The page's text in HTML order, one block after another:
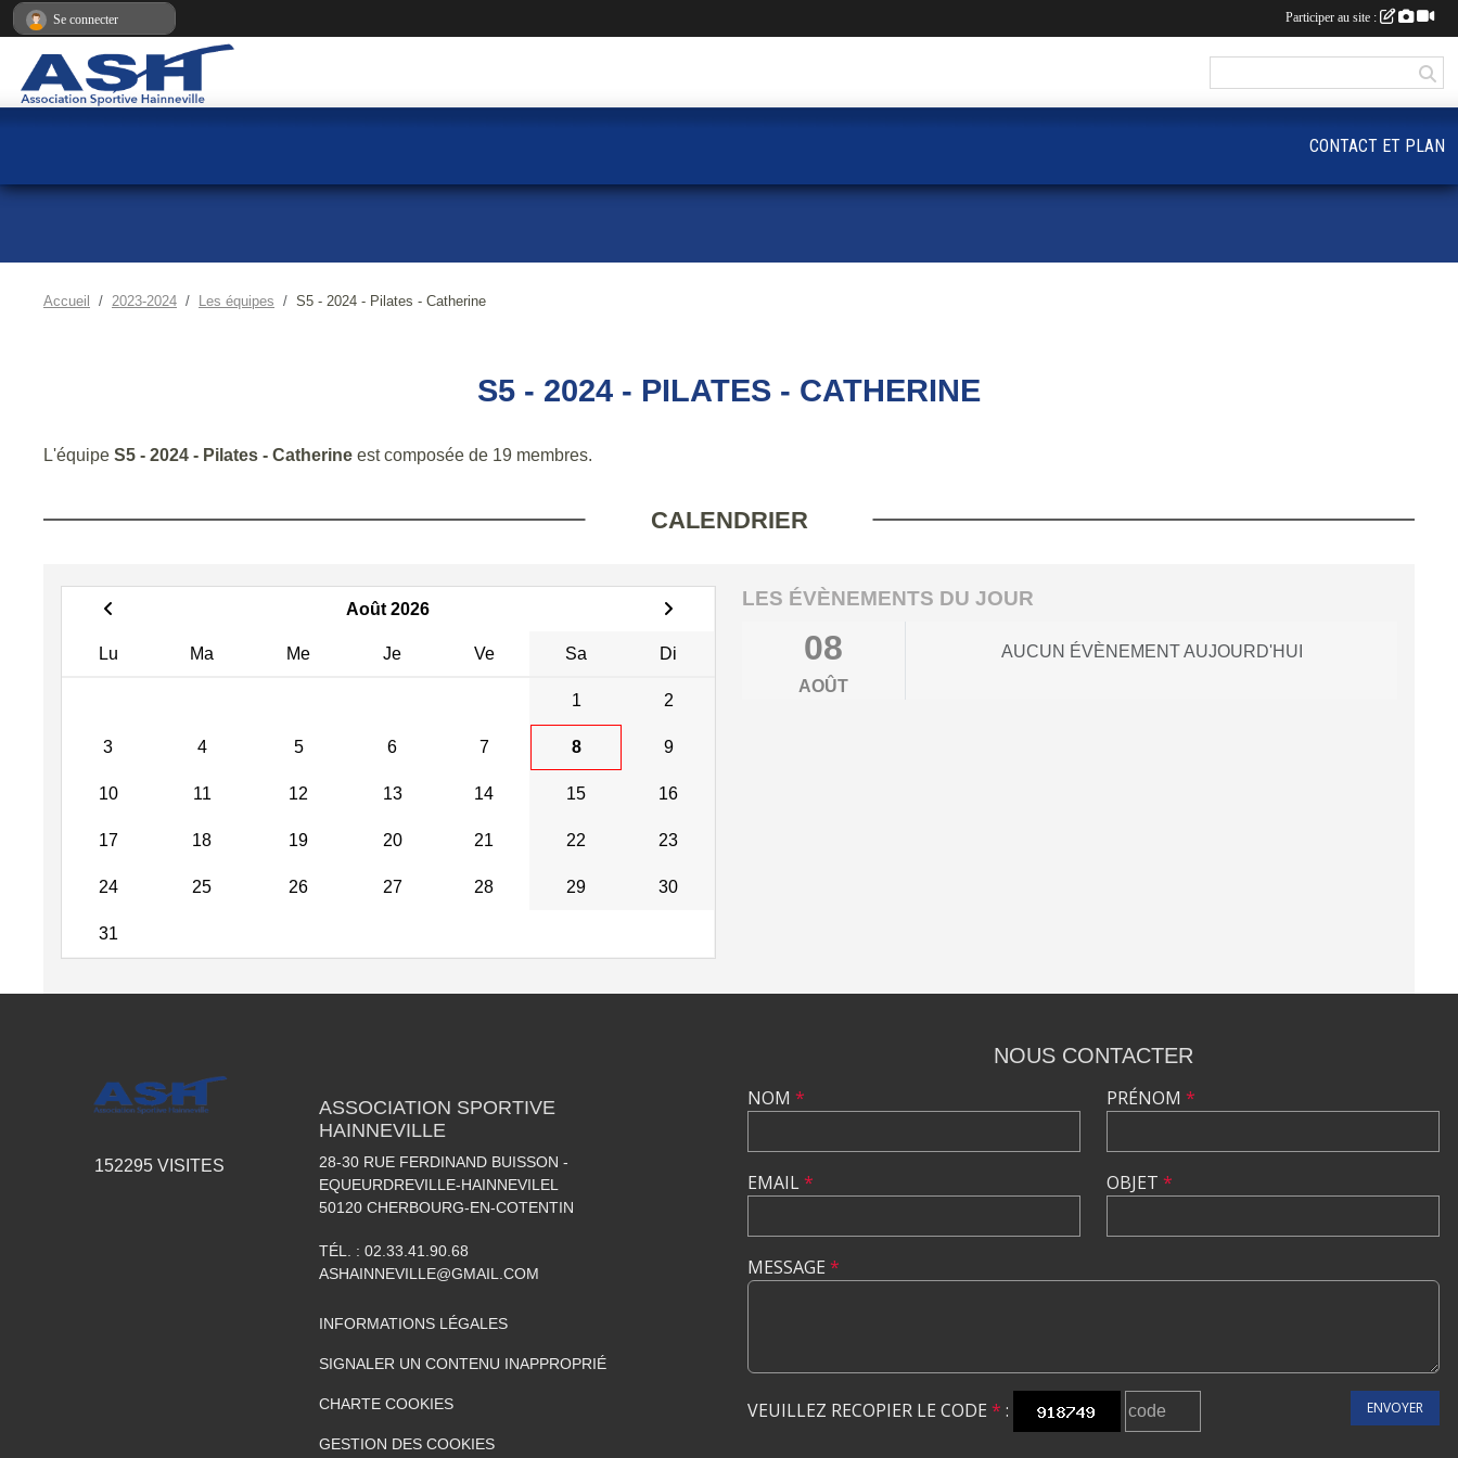
Accueil 2023-2024 Les équipes S5 - 2024 - Pilates - Catherine
S5 - 2024 - PILATES - CATHERINE
L'équipe S5 - 2024 - Pilates - Catherine est composée de 19 membres.
CALENDRIER
Août 2026
Lu Ma Me Je Ve Sa Di
1 2
3 4 5 6 7 8 9
10 11 12 13 14 15 16
17 18 19 20 21 22 23
24 25 26 27 28 29 30
31
LES ÉVÈNEMENTS DU JOUR
08
AOÛT
AUCUN ÉVÈNEMENT AUJOURD'HUI
CONTACT ET PLAN
152295 VISITES
ASSOCIATION SPORTIVE
HAINNEVILLE
28-30 RUE FERDINAND BUISSON -
EQUEURDREVILLE-HAINNEVILEL
50120 CHERBOURG-EN-COTENTIN
TÉL. : 02.33.41.90.68
ASHAINNEVILLE@GMAIL.COM
INFORMATIONS LÉGALES
SIGNALER UN CONTENU INAPPROPRIÉ
CHARTE COOKIES
GESTION DES COOKIES
NOUS CONTACTER
NOM *
EMAIL*
PRÉNOM *
OBJET *
MESSAGE *
VEUILLEZ RECOPIER LE CODE * : ENVOYER
Se connecter Participer au site :
Panneau de gestion des cookies